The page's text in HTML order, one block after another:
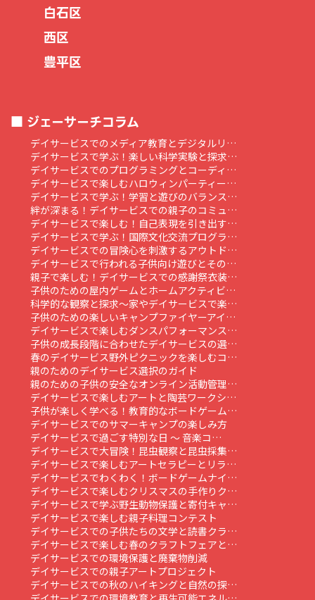
白石区
西区
豊平区
ジェーサーチコラム
デイサービスでのメディア教育とデジタルリ…
デイサービスで学ぶ！楽しい科学実験と探求…
デイサービスでのプログラミングとコーディ…
デイサービスで楽しむハロウィンパーティー…
デイサービスで学ぶ！学習と遊びのバランス…
絆が深まる！デイサービスでの親子のコミュ…
デイサービスで楽しむ！自己表現を引き出す…
デイサービスで学ぶ！国際文化交流プログラ…
デイサービスでの冒険心を刺激するアウトド…
デイサービスで行われる子供向け遊びとその…
親子で楽しむ！デイサービスでの感謝祭衣装…
子供のための屋内ゲームとホームアクティビ…
科学的な観察と探求～家やデイサービスで楽…
子供のための楽しいキャンプファイヤーアイ…
デイサービスで楽しむダンスパフォーマンス…
子供の成長段階に合わせたデイサービスの選…
春のデイサービス野外ピクニックを楽しむコ…
親のためのデイサービス選択のガイド
親のための子供の安全なオンライン活動管理…
デイサービスで楽しむアートと陶芸ワークシ…
子供が楽しく学べる！教育的なボードゲーム…
デイサービスでのサマーキャンプの楽しみ方
デイサービスで過ごす特別な日 ～ 音楽コ…
デイサービスで大冒険！昆虫観察と昆虫採集…
デイサービスで楽しむアートセラピーとリラ…
デイサービスでわくわく！ボードゲームナイ…
デイサービスで楽しむクリスマスの手作りク…
デイサービスで学ぶ野生動物保護と寄付キャ…
デイサービスで楽しむ親子料理コンテスト
デイサービスでの子供たちの文学と読書クラ…
デイサービスで楽しむ春のクラフトフェアと…
デイサービスでの環境保護と廃棄物削減
デイサービスでの親子アートプロジェクト
デイサービスでの秋のハイキングと自然の探…